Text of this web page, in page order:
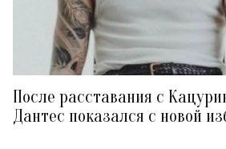
После расставания с
Дантес показался с новой